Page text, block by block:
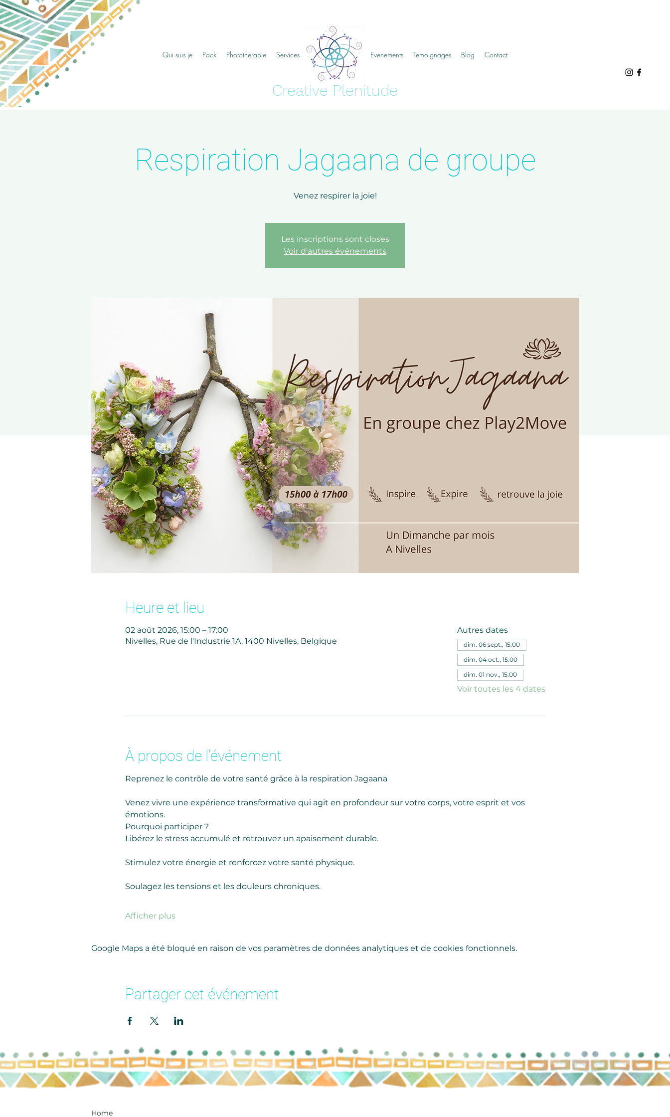
Qui suis je Pack Phototherapie Services creative plenitude Evenements Temoignages Blog Contact
Creative Plenitude
Respiration Jagaana de groupe
Venez respirer la joie!
Les inscriptions sont closes
Voir d'autres événements
Heure et lieu
02 août 2026, 15:00 – 17:00
Nivelles, Rue de l'Industrie 1A, 1400 Nivelles, Belgique
Autres dates
dim. 06 sept., 15:00
dim. 04 oct., 15:00
dim. 01 nov., 15:00
Voir toutes les 4 dates
À propos de l'événement
Reprenez le contrôle de votre santé grâce à la respiration Jagaana
Venez vivre une expérience transformative qui agit en profondeur sur votre corps, votre esprit et vos
émotions.
Pourquoi participer ?
Libérez le stress accumulé et retrouvez un apaisement durable.
Stimulez votre énergie et renforcez votre santé physique.
Soulagez les tensions et les douleurs chroniques.
Afficher plus
Google Maps a été bloqué en raison de vos paramètres de données analytiques et de cookies fonctionnels.
Partager cet événement
Home